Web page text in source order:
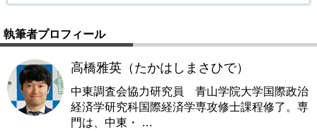
執筆者プロフィール
高橋雅英（たかはしまさひで）
中東調査会協力研究員 青山学院大学国際政治
経済学研究科国際経済学専攻修士課程修了。専
門は、中東・
…